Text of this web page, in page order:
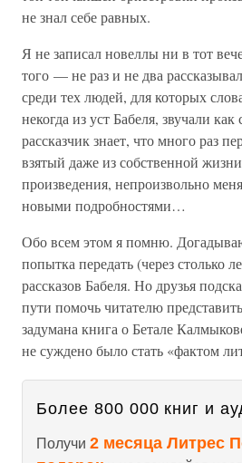
не знал себе равных.
Я не записал новеллы ни в тот
того — не раз и не два
среди тех людей, для которых
некогда из уст Бабеля, звучали
рассказчик знает, что много раз
взятый даже из собственной
произведения, непроизвольно
новыми подробностями…
Обо всем этом я помню.
попытка передать (через столько
рассказов Бабеля. Но друзья
пути помочь читателю
задумана книга о Бетале
не суждено было стать «фактом
Более 800 000 книг и
Получи 2 месяца Литрес